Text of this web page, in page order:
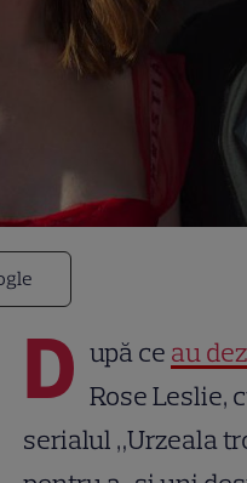
D upă ce au
Rose Leslie,
serialul „Urzeala